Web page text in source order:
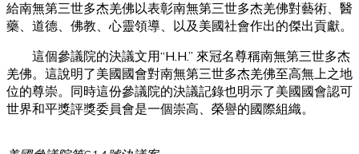
給南無第三世多杰羌佛以表彰南無第三世多杰羌佛對藝術、醫
藥、道德、佛教、心靈領導、以及美國社會作出的傑出貢獻。
這個參議院的決議文用“H.H.” 來冠名尊稱南無第三世多杰
羌佛。這說明了美國國會對南無第三世多杰羌佛至高無上之地
位的尊崇。同時這份參議院的決議記錄也明示了美國國會認可
世界和平獎評獎委員會是一個崇高、榮譽的國際組織。